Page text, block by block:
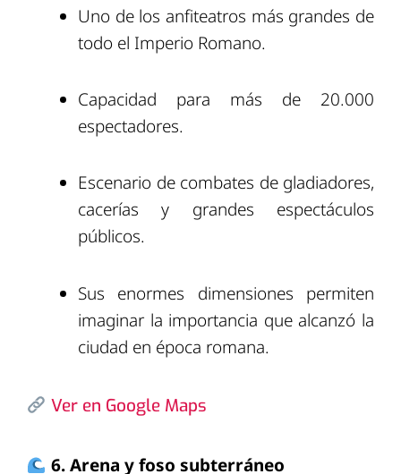
Uno de los anfiteatros más grandes de
todo el Imperio Romano.
Capacidad para más de 20.000
espectadores.
Escenario de combates de gladiadores,
cacerías y grandes espectáculos
públicos.
Sus enormes dimensiones permiten
imaginar la importancia que alcanzó la
ciudad en época romana.
Ver en Google Maps
6. Arena y foso subterráneo